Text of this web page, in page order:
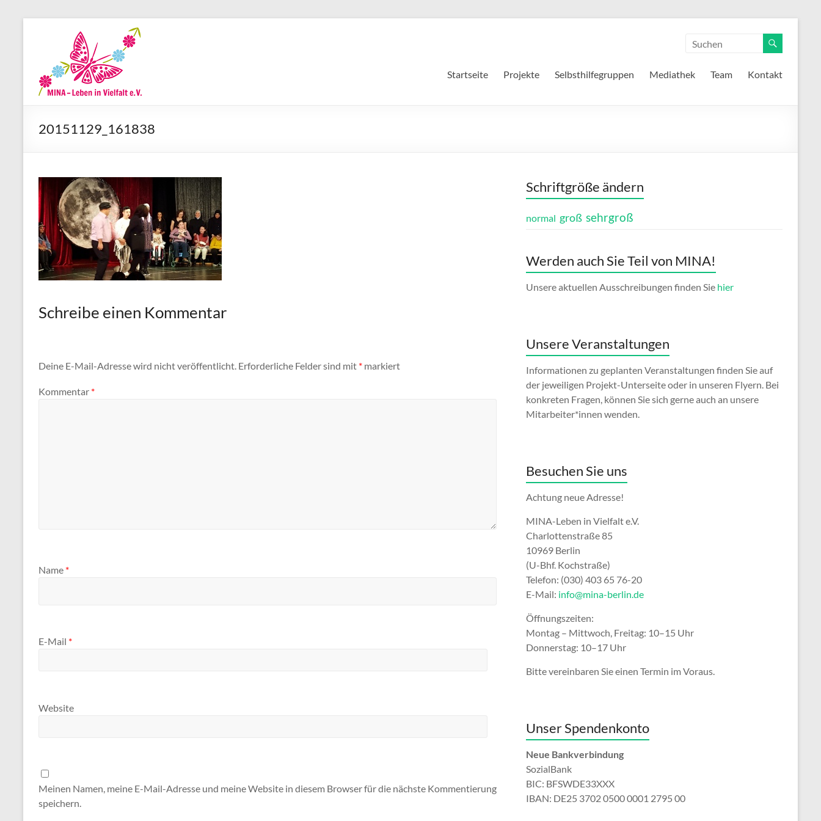
MINA-
Leben
in
e.V.
Startseite Projekte Selbsthilfegruppen Mediathek Team Kontakt
20151129_161838
Schreibe einen Kommentar
Deine E-Mail-Adresse wird nicht veröffentlicht. Erforderliche Felder sind mit * markiert
Kommentar *
Name *
E-Mail *
Website
Meinen Namen, meine E-Mail-Adresse und meine Website in diesem Browser für die nächste Kommentierung
speichern.
Schriftgröße ändern
normal groß sehrgroß
Werden auch Sie Teil von MINA!
Unsere aktuellen Ausschreibungen finden Sie hier
Unsere Veranstaltungen
Informationen zu geplanten Veranstaltungen finden Sie auf
der jeweiligen Projekt-Unterseite oder in unseren Flyern. Bei
konkreten Fragen, können Sie sich gerne auch an unsere
Mitarbeiter*innen wenden.
Besuchen Sie uns
Achtung neue Adresse!
MINA-Leben in Vielfalt e.V.
Charlottenstraße 85
10969 Berlin
(U-Bhf. Kochstraße)
Telefon: (030) 403 65 76-20
E-Mail: info@mina-berlin.de
Öffnungszeiten:
Montag – Mittwoch, Freitag: 10–15 Uhr
Donnerstag: 10–17 Uhr
Bitte vereinbaren Sie einen Termin im Voraus.
Unser Spendenkonto
Neue Bankverbindung
SozialBank
BIC: BFSWDE33XXX
IBAN: DE25 3702 0500 0001 2795 00